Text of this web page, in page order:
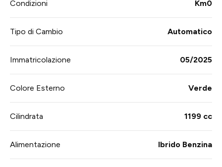
Condizioni Km0
Tipo di Cambio Automatico
Immatricolazione 05/2025
Colore Esterno Verde
Cilindrata 1199 cc
Alimentazione Ibrido Benzina